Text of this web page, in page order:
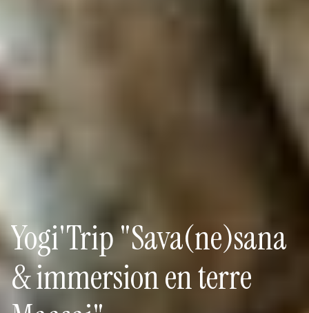
Yogi'Trip "Sava(ne)sana
& immersion en terre